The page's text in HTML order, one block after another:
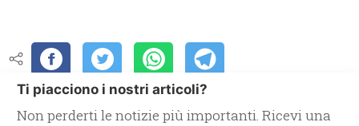
Ti piacciono i nostri articoli?
Non perderti le notizie più importanti. Ricevi una